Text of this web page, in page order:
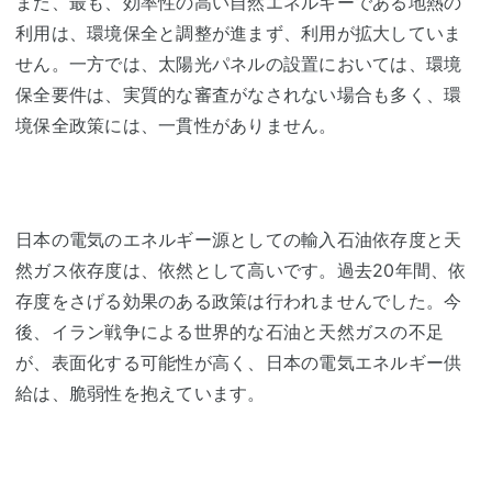
利用は、環境保全と調整が進まず、利用が拡大していま
せん。一方では、太陽光パネルの設置においては、環境
保全要件は、実質的な審査がなされない場合も多く、環
境保全政策には、一貫性がありません。
日本の電気のエネルギー源としての輸入石油依存度と天
然ガス依存度は、依然として高いです。過去20年間、依
存度をさげる効果のある政策は行われませんでした。今
後、イラン戦争による世界的な石油と天然ガスの不足
が、表面化する可能性が高く、日本の電気エネルギー供
給は、脆弱性を抱えています。